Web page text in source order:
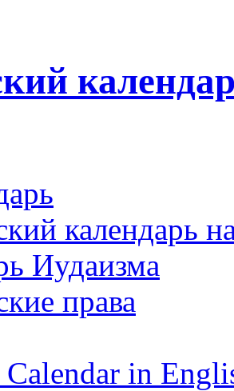
календарь
Иудаизма
права
Calendar in